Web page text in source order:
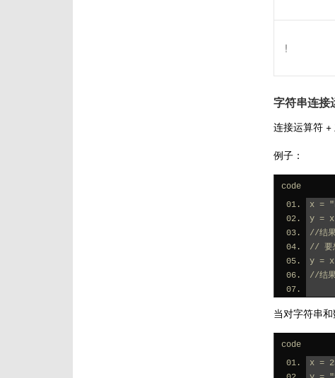
!
字符串连接
连接运算符 +
例子：
code
x =
y = x
//结
// 要
y =
//结
当对字符串
code
x =